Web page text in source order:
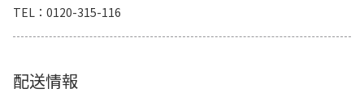
TEL
0120-315-116
配送情報